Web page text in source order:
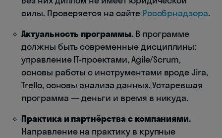
силы. Проверяется на сайте Рособрнадзора.
Актуальность программы.В программе
должны быть современные дисциплины:
управление IT-проектами, Agile/Scrum,
основы работы с инструментами вроде Jira,
Trello, основы анализа данных. Устаревшая
программа — деньги и время в никуда.
Практика и партнёрства с компаниями.
Направление на практику в крупные